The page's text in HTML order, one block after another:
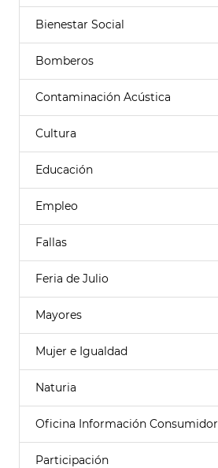
Bienestar Social
Bomberos
Contaminación Acústica
Cultura
Educación
Empleo
Fallas
Feria de Julio
Mayores
Mujer e Igualdad
Naturia
Oficina Información Consumidor
Participación